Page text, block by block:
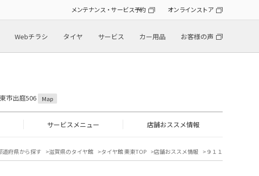
メンテナンス・サービス予約 オンラインストア
Webチラシ タイヤ サービス カー用品 お客様の声
市出庭506 Map
サービスメニュー 店舗おススメ情報
道府県から探す 滋賀県のタイヤ館 タイヤ館 栗東TOP 店舗おススメ情報 ９１１